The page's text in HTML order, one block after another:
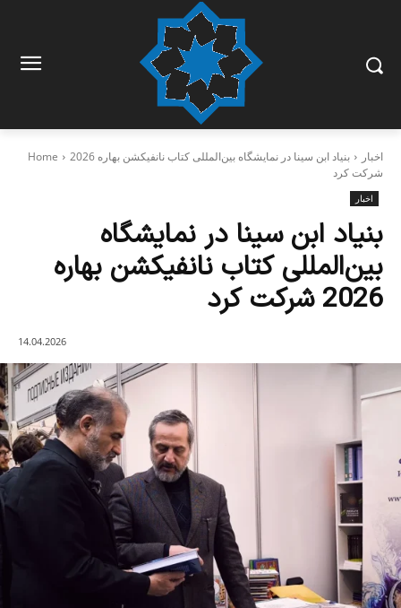
Home اخبار
بنیاد ابن سینا در نمایشگاه بین‌المللی کتاب نانفیکشن بهاره 2026
شرکت کرد
اخبار
بنیاد ابن سینا در نمایشگاه
بین‌المللی کتاب نانفیکشن بهاره
2026 شرکت کرد
14.04.2026